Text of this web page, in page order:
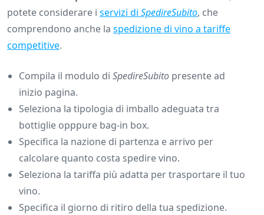
potete considerare i servizi di SpedireSubito, che
comprendono anche la spedizione di vino a tariffe
competitive.
Compila il modulo di SpedireSubito presente ad
inizio pagina.
Seleziona la tipologia di imballo adeguata tra
bottiglie opppure bag-in box.
Specifica la nazione di partenza e arrivo per
calcolare quanto costa spedire vino.
Seleziona la tariffa più adatta per trasportare il tuo
vino.
Specifica il giorno di ritiro della tua spedizione.